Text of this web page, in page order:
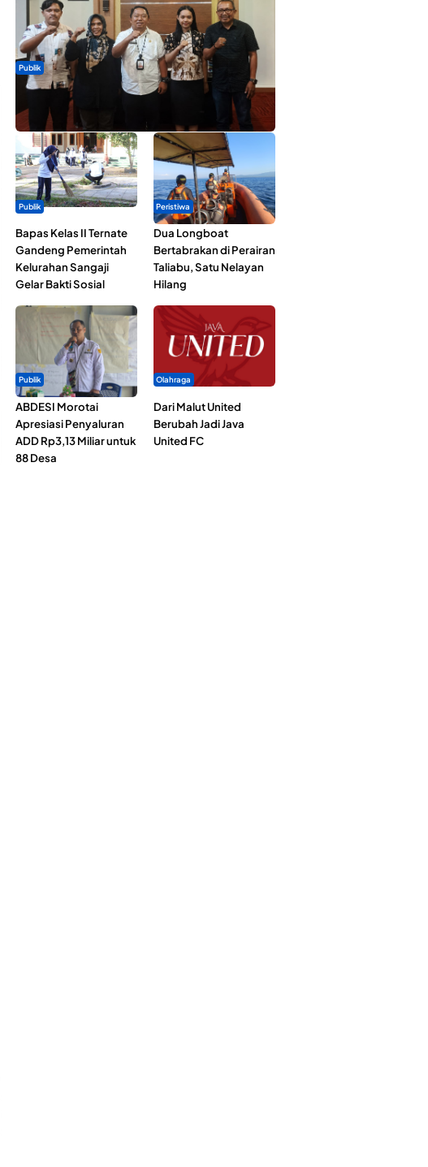
Publik
Dua Talenta Muda Ternate Wakili Maluku Utara di
Gita Bahana Nusantara 2026
Publik
Bapas Kelas II Ternate
Gandeng Pemerintah
Kelurahan Sangaji
Gelar Bakti Sosial
Peristiwa
Dua Longboat
Bertabrakan di Perairan
Taliabu, Satu Nelayan
Hilang
Publik
ABDESI Morotai
Apresiasi Penyaluran
ADD Rp3,13 Miliar untuk
88 Desa
Olahraga
Dari Malut United
Berubah Jadi Java
United FC